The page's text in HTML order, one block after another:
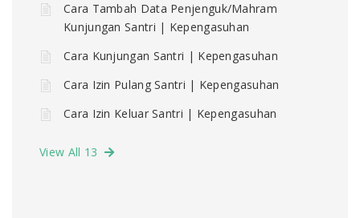
Cara Tambah Data Penjenguk/Mahram
Kunjungan Santri | Kepengasuhan
Cara Kunjungan Santri | Kepengasuhan
Cara Izin Pulang Santri | Kepengasuhan
Cara Izin Keluar Santri | Kepengasuhan
View All 13